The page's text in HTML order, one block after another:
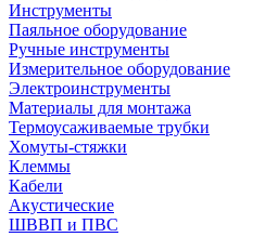
Инструменты
Паяльное оборудование
Ручные инструменты
Измерительное оборудование
Электроинструменты
Материалы для монтажа
Термоусаживаемые трубки
Хомуты-стяжки
Клеммы
Кабели
Акустические
ШВВП и ПВС